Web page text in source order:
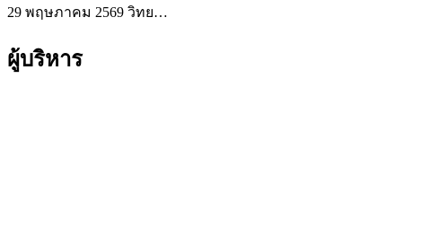
29 พฤษภาคม 2569 วิทย…
ผู้บริหาร